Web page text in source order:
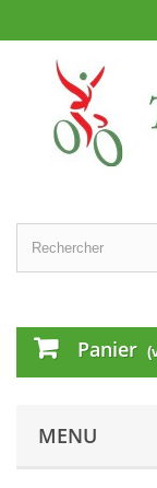
Panier
MENU